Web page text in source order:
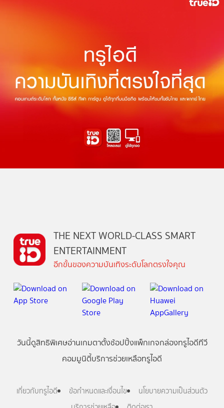
THE NEXT WORLD-CLASS SMART
ENTERTAINMENT
อีกขั้นของความบันเทิงระดับโลกตรงใจคุณ
วันนี้ดูสิทธิพิเศษอ่านเกมตาตั้งช้อปปิ้งแพ็กเกจกล่องทรูไอดีทีวี
คอมมูนิตี้บริการช่วยเหลือทรูไอดี
เกี่ยวกับทรูไอดี ข้อกำหนดและเงื่อนไข
นโยบายความเป็นส่วนตัว